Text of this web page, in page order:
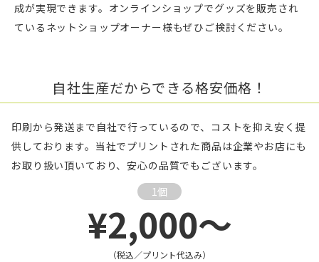
成が実現できます。オンラインショップでグッズを販売され
ているネットショップオーナー様もぜひご検討ください。
自社生産だからできる格安価格！
印刷から発送まで自社で行っているので、コストを抑え安く提
供しております。当社でプリントされた商品は企業やお店にも
お取り扱い頂いており、安心の品質でもございます。
1個
¥2,000～
（税込／プリント代込み）